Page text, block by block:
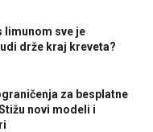
limunom sve je
drže kraj kreveta?
za besplatne
novi modeli i